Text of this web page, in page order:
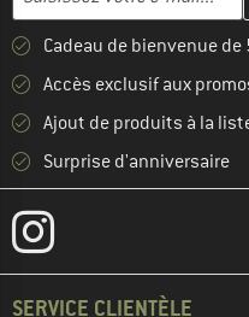
Cadeau de bienvenue de
Accès exclusif aux
Ajout de produits à la
Surprise d'anniversaire
SERVICE CLIENTÈLE